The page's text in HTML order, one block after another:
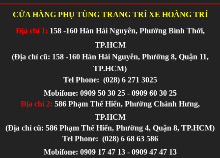
CỬA HÀNG PHỤ TÙNG TRANG TRÍ XE HOÀNG TRÍ
Địa chỉ 1: 158 -160 Hàn Hải Nguyên, Phường Bình Thới,
TP.HCM
(Địa chỉ cũ: 158 -160 Hàn Hải Nguyên, Phường 8, Quận 11,
TP.HCM)
Tel Phone: (028) 6 271 3025
Mobifone: 0909 50 30 25 - 0909 60 30 25
Địa chỉ 2: 586 Phạm Thế Hiển, Phường Chánh Hưng,
TP.HCM
(Địa chỉ cũ: 586 Phạm Thế Hiển, Phường 4, Quận 8, TP.HCM)
Tel Phone: (028) 6 68 63 586
Mobifone: 0909 17 47 13 - 0909 47 47 13